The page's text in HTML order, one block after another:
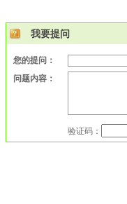
我要提问
您的提问：
问题内容：
验证码：